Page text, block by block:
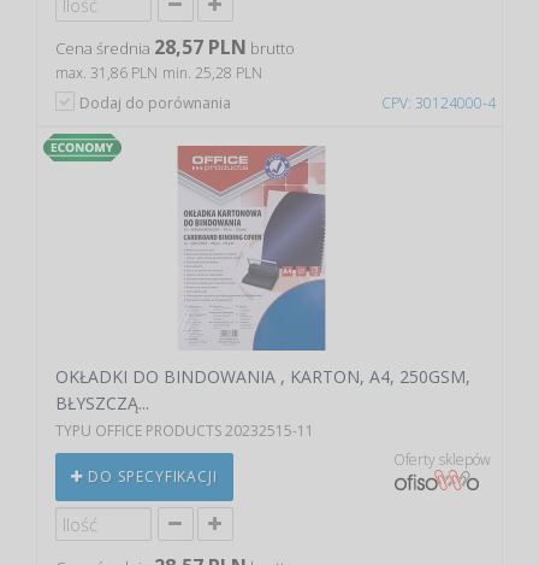
CPV: 30124000-4
Cena średnia 28,57 PLN brutto
max. 31,86 PLN min. 25,28 PLN
Dodaj do porównania
OKŁADKI DO BINDOWANIA , KARTON, A4, 250GSM,
BŁYSZCZĄ...
TYPU OFFICE PRODUCTS 20232515-11
DO SPECYFIKACJI
Oferty sklepów